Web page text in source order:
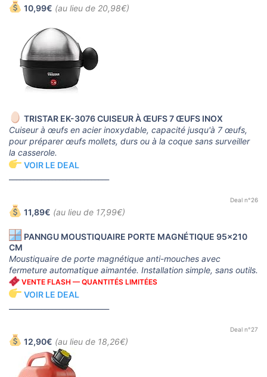
10,99€ (au lieu de 20,98€)
TRISTAR EK-3076 CUISEUR À ŒUFS 7 ŒUFS INOX
Cuiseur à œufs en acier inoxydable, capacité jusqu'à 7 œufs,
pour préparer œufs mollets, durs ou à la coque sans surveiller
la casserole.
VOIR LE DEAL
Deal n°26
11,89€ (au lieu de 17,99€)
PANNGU MOUSTIQUAIRE PORTE MAGNÉTIQUE 95x210
CM
Moustiquaire de porte magnétique anti-mouches avec
fermeture automatique aimantée. Installation simple, sans outils.
VENTE FLASH — QUANTITÉS LIMITÉES
VOIR LE DEAL
Deal n°27
12,90€ (au lieu de 18,26€)